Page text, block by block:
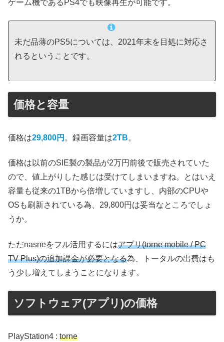
ゲーム機であるPS4でも映像再生が可能です。
未だ品薄のPS5については、2021年末を目処に対応さ
れるということです。
価格と容量
価格は29,800円 。録画容量は2TB。
価格は以前のSIE製の製品が2万円前後で販売されていた
ので、値上がりした感じは受けてしまいますね。とはいえ
容量も従来の1TBから倍増していますし、内部のCPUや
OSも刷新されている為、29,800円は妥当なところでしょ
うか。
ただnasneをフル活用するにはアプリ(torne mobile / PC
TV Plus)の追加課金が必要となる為、トータルの出費はも
う少し増えてしまうことになります。
ソフトウェア(アプリ)の価格
PlayStation4 : torne